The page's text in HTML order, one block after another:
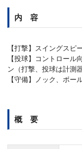
内 容
【打撃】スイングスピ
【投球】コントロール
ン（打撃、投球は計測
【守備】ノック、ボ
概 要